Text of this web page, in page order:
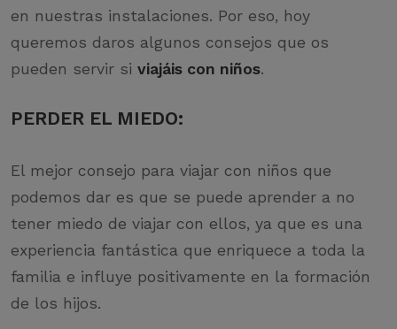
en nuestras instalaciones. Por eso, hoy
queremos daros algunos consejos que os
pueden servir si viajáis con niños.
PERDER EL MIEDO:
El mejor consejo para viajar con niños que
podemos dar es que se puede aprender a no
tener miedo de viajar con ellos, ya que es una
experiencia fantástica que enriquece a toda la
familia e influye positivamente en la formación
de los hijos.